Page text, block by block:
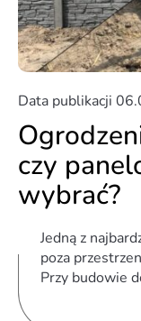
Data publikacji
czy
wybrać?
Jedną z
poza
Przy budowie